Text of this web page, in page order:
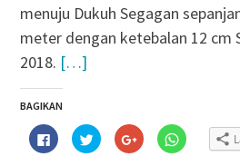
menuju Dukuh Segagan
meter dengan ketebalan 12 cm
2018. […]
BAGIKAN
Klik
untuk
membagikan
Klik
untuk
berbagi
Klik
untuk
berbagi
Klik
untuk